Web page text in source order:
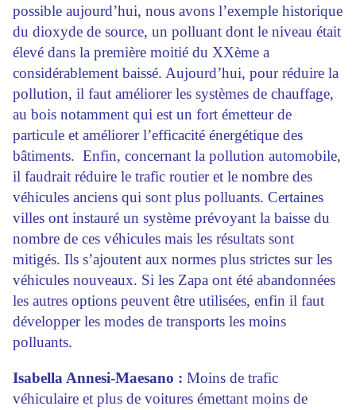
possible aujourd’hui, nous avons l’exemple historique
du dioxyde de source, un polluant dont le niveau était
élevé dans la première moitié du XXème a
considérablement baissé. Aujourd’hui, pour réduire la
pollution, il faut améliorer les systèmes de chauffage,
au bois notamment qui est un fort émetteur de
particule et améliorer l’efficacité énergétique des
bâtiments. Enfin, concernant la pollution automobile,
il faudrait réduire le trafic routier et le nombre des
véhicules anciens qui sont plus polluants. Certaines
villes ont instauré un système prévoyant la baisse du
nombre de ces véhicules mais les résultats sont
mitigés. Ils s’ajoutent aux normes plus strictes sur les
véhicules nouveaux. Si les Zapa ont été abandonnées
les autres options peuvent être utilisées, enfin il faut
développer les modes de transports les moins
polluants.
Isabella Annesi-Maesano : Moins de trafic
véhiculaire et plus de voitures émettant moins de